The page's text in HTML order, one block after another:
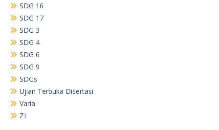
SDG 16
SDG 17
SDG 3
SDG 4
SDG 6
SDG 9
SDGs
Ujian Terbuka Disertasi
Varia
ZI